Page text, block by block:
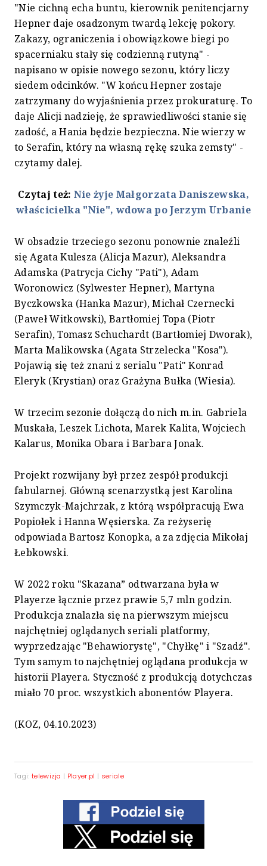
"Nie cichną echa buntu, kierownik penitencjarny
Hepner daje osadzonym twardą lekcję pokory.
Zakazy, ograniczenia i obowiązkowe biegi po
spacerniaku stały się codzienną rutyną" -
napisano w opisie nowego sezonu, który liczy
siedem odcinków. "W końcu Hepner zostaje
zatrzymany do wyjaśnienia przez prokuraturę. To
daje Alicji nadzieję, że sprawiedliwości stanie się
zadość, a Hania będzie bezpieczna. Nie wierzy w
to Serafin, który na własną rękę szuka zemsty" -
czytamy dalej.
Czytaj też: Nie żyje Małgorzata Daniszewska,
właścicielka "Nie", wdowa po Jerzym Urbanie
W obsadzie trzeciego sezonu ponownie znaleźli
się Agata Kulesza (Alicja Mazur), Aleksandra
Adamska (Patrycja Cichy "Pati"), Adam
Woronowicz (Sylwester Hepner), Martyna
Byczkowska (Hanka Mazur), Michał Czernecki
(Paweł Witkowski), Bartłomiej Topa (Piotr
Serafin), Tomasz Schuchardt (Bartłomiej Dworak),
Marta Malikowska (Agata Strzelecka "Kosa").
Pojawią się też znani z serialu "Pati" Konrad
Eleryk (Krystian) oraz Grażyna Bułka (Wiesia).
W trzecim sezonie dołączą do nich m.in. Gabriela
Muskała, Leszek Lichota, Marek Kalita, Wojciech
Kalarus, Monika Obara i Barbara Jonak.
Projekt rozwijany był przez zespół produkcji
fabularnej. Główną scenarzystką jest Karolina
Szymczyk-Majchrzak, z którą współpracują Ewa
Popiołek i Hanna Węsierska. Za reżyserię
odpowiada Bartosz Konopka, a za zdjęcia Mikołaj
Łebkowski.
W 2022 roku "Skazana” odtwarzana była w
Playerze łącznie przez prawie 5,7 mln godzin.
Produkcja znalazła się na pierwszym miejscu
najchętniej oglądanych seriali platformy,
wyprzedzając "Behawiorystę", "Chyłkę" i "Szadź".
Tym samym to najchętniej oglądana produkcja w
historii Playera. Styczność z produkcją dotychczas
miało 70 proc. wszystkich abonentów Playera.
(KOZ, 04.10.2023)
Tagi: telewizja | Player.pl | seriale